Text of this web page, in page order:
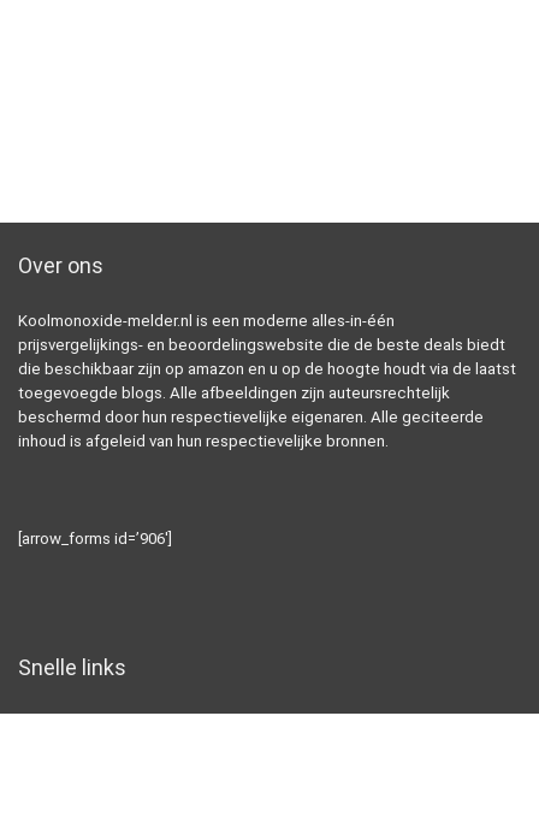
Over ons
Koolmonoxide-melder.nl is een moderne alles-in-één
prijsvergelijkings- en beoordelingswebsite die de beste deals biedt
die beschikbaar zijn op amazon en u op de hoogte houdt via de laatst
toegevoegde blogs. Alle afbeeldingen zijn auteursrechtelijk
beschermd door hun respectievelijke eigenaren. Alle geciteerde
inhoud is afgeleid van hun respectievelijke bronnen.
[arrow_forms id=’906′]
Snelle links